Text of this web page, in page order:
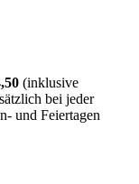
(inklusive
bei jeder
und Feiertagen